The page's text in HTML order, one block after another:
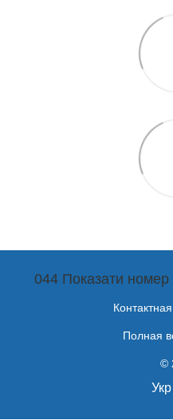
044 Показати номер
Полная
©
Укр